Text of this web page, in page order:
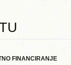
FINANCIRANJE